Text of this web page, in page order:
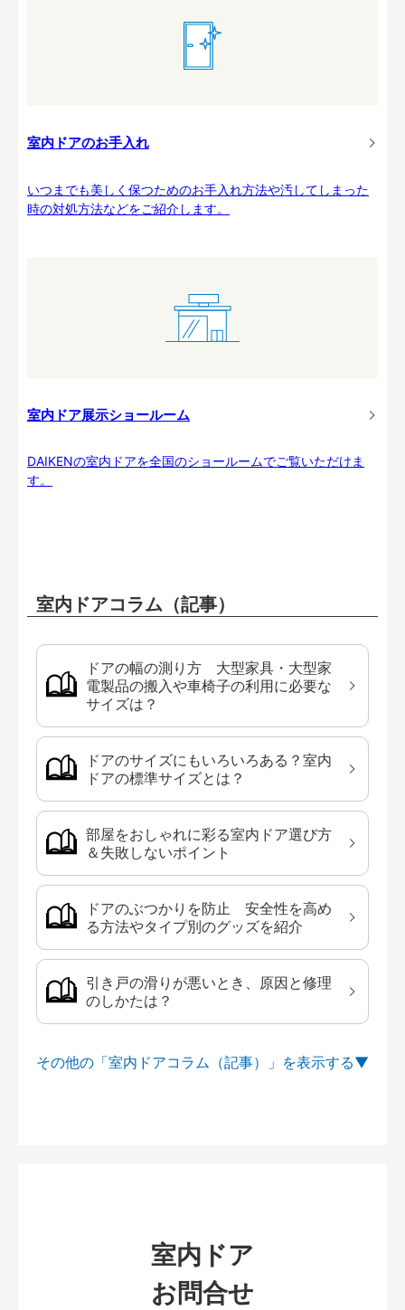
室内ドアのお手入れ
いつまでも美しく保つためのお手入れ方法や汚してしまった
時の対処方法などをご紹介します。
室内ドア展示ショールーム
DAIKENの室内ドアを全国のショールームでご覧いただけま
す。
室内ドアコラム（記事）
ドアの幅の測り方 大型家具・大型家
電製品の搬入や車椅子の利用に必要な
サイズは？
ドアのサイズにもいろいろある？室内
ドアの標準サイズとは？
部屋をおしゃれに彩る室内ドア選び方
＆失敗しないポイント
ドアのぶつかりを防止 安全性を高め
る方法やタイプ別のグッズを紹介
引き戸の滑りが悪いとき、原因と修理
のしかたは？
その他の「室内ドアコラム（記事）」を
室内ドア
お問合せ